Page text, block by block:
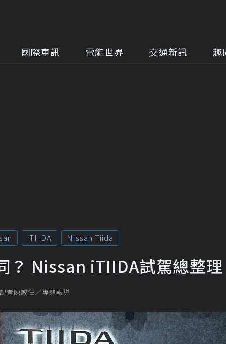
國際車訊 電能世界 交通新訊 趣
iTIIDA Nissan Tiida
？ Nissan iTIIDA試駕總整理
者陳威任／專題報導